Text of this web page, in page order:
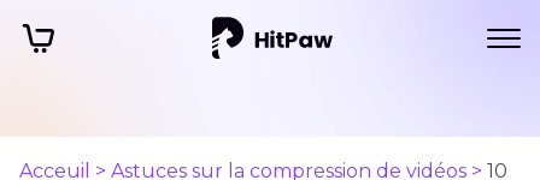
Acceuil > Astuces sur la compression de vidéos > 10